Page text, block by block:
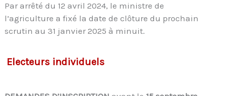
Par arrêté du 12 avril 2024, le ministre de
l’agriculture a fixé la date de clôture du prochain
scrutin au 31 janvier 2025 à minuit.
Electeurs individuels